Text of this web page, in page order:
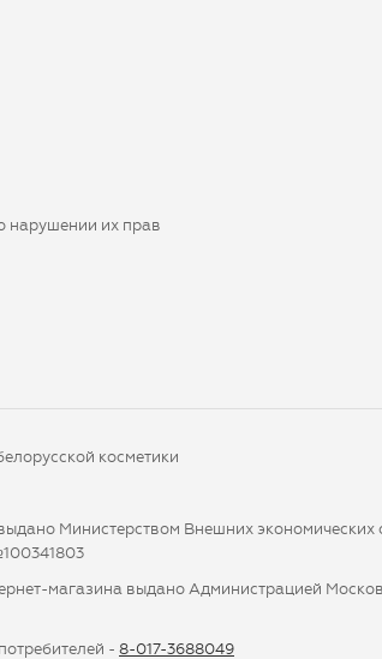
нарушении их прав
косметики
Министерством Внешних экономических
магазина выдано Администрацией
- 8-017-3688049